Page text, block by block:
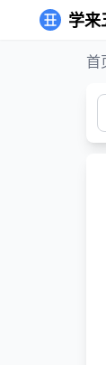
学来
首